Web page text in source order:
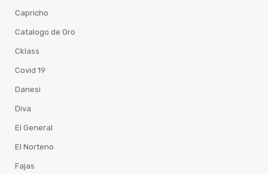
Capricho
Catalogo de Oro
Cklass
Covid 19
Danesi
Diva
El General
El Norteno
Fajas